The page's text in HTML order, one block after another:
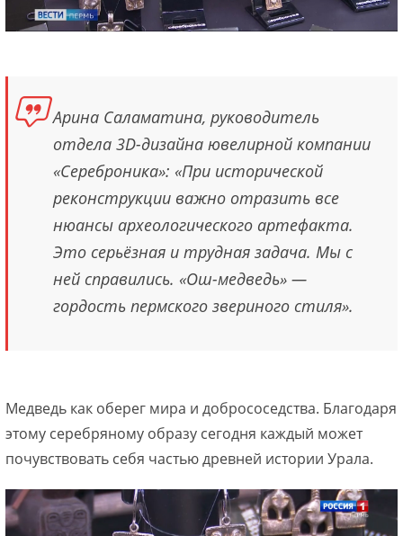
Арина Саламатина, руководитель
отдела 3D-дизайна ювелирной компании
«Сереброника»: «При исторической
реконструкции важно отразить все
нюансы археологического артефакта.
Это серьёзная и трудная задача. Мы с
ней справились. «Ош-медведь» —
гордость пермского звериного стиля».
Медведь как оберег мира и добрососедства. Благодаря
этому серебряному образу сегодня каждый может
почувствовать себя частью древней истории Урала.